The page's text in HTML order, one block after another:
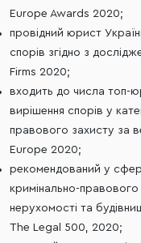
Europe Awards 2020;
провідний юрист
спорів згідно з
Firms 2020;
входить до числа топ-
вирішення спорів у
правового захисту за
Europe 2020;
рекомендований у
кримінально-правового
нерухомості та
The Legal 500, 2020;